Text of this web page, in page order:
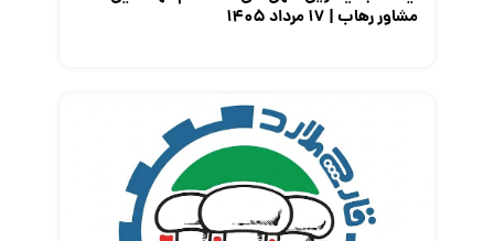
مشاور رهاب | ۱۷ مرداد ۱۴۰۵